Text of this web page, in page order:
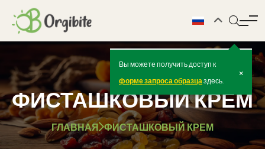
Вы можете получить доступ к
форме запроса образца здесь.
×
ФИСТАШКОВЫЙ КРЕМ
ГЛАВНАЯ ФИСТАШКОВЫЙ КРЕМ